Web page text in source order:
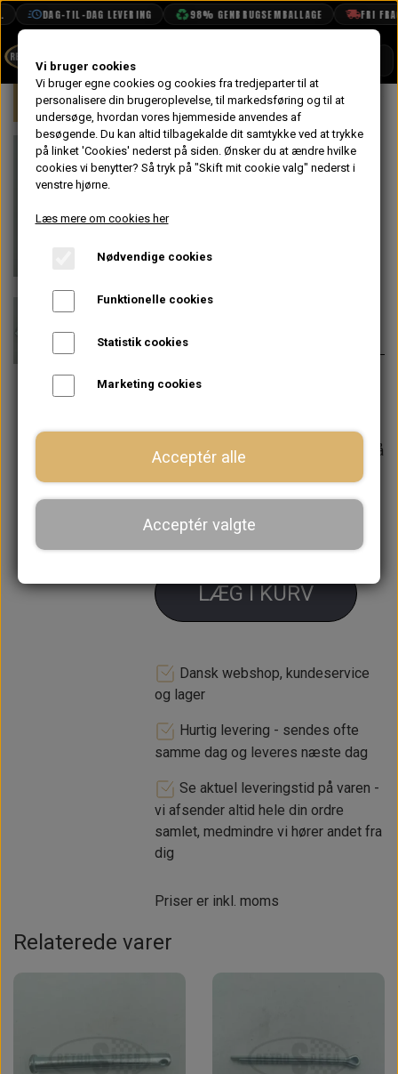
DAG-TIL-DAG LEVERING 98% GENBRUGSEMBALLAGE FRI
BOOK TID
PROJEKTER
TEKNISK DATA
VANDPOLERING
Forside Mini Bremser Håndbremse
På lager
Trekant til
Kabel på
Svingarm
136,80 kr.
Passer kun på svingarme til tør
Forventet leveringstid:
Varen er på
lager. 1-2 dages leveringstid
−
LÆG I KURV
Dansk webshop, kundeservice
og lager
Hurtig levering - sendes ofte
samme dag og leveres næste dag
Se aktuel leveringstid på varen -
vi afsender altid hele din ordre
samlet, medmindre vi hører andet fra
dig
Priser er inkl. moms
Relaterede varer
Vi bruger cookies
Vi bruger egne cookies og cookies fra tredjeparter til at
personalisere din brugeroplevelse, til markedsføring og til at
undersøge, hvordan vores hjemmeside anvendes af
besøgende. Du kan altid tilbagekalde dit samtykke ved at trykke
på linket 'Cookies' nederst på siden. Ønsker du at ændre hvilke
cookies vi benytter? Så tryk på "Skift mit cookie valg" nederst i
venstre hjørne.
Læs mere om cookies her
Nødvendige cookies
Funktionelle cookies
Statistik cookies
Marketing cookies
Acceptér alle
Acceptér valgte